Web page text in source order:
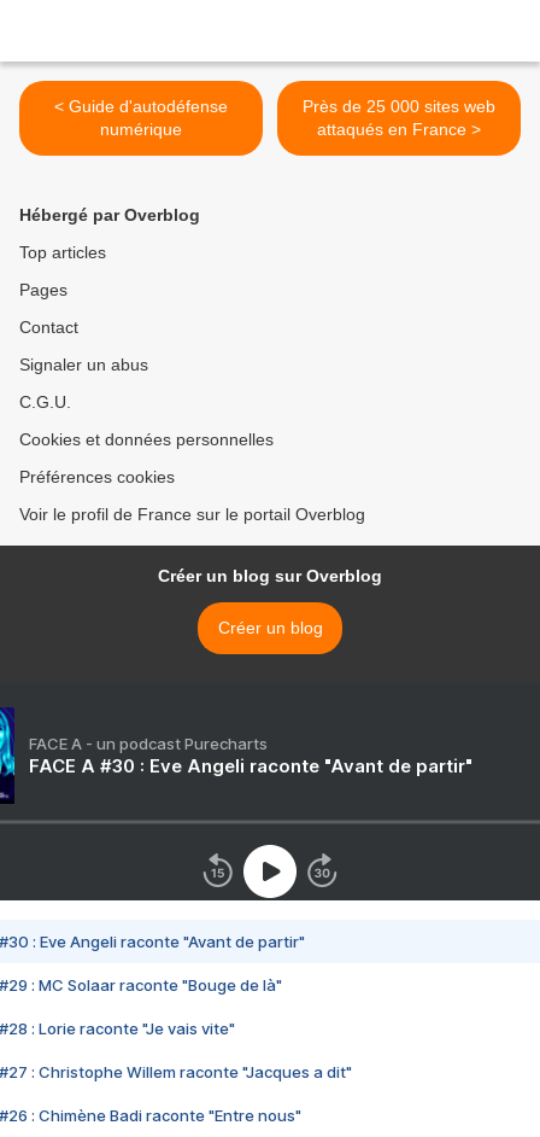
< Guide d'autodéfense
numérique
Près de 25 000 sites web
attaqués en France >
Hébergé par Overblog
Top articles
Pages
Contact
Signaler un abus
C.G.U.
Cookies et données personnelles
Préférences cookies
Voir le profil de France sur le portail Overblog
Créer un blog sur Overblog
Créer un blog
FACE A - un podcast Purecharts
FACE A #30 : Eve Angeli raconte "Avant de partir"
#30 : Eve Angeli raconte "Avant de partir"
#29 : MC Solaar raconte "Bouge de là"
#28 : Lorie raconte "Je vais vite"
#27 : Christophe Willem raconte "Jacques a dit"
#26 : Chimène Badi raconte "Entre nous"